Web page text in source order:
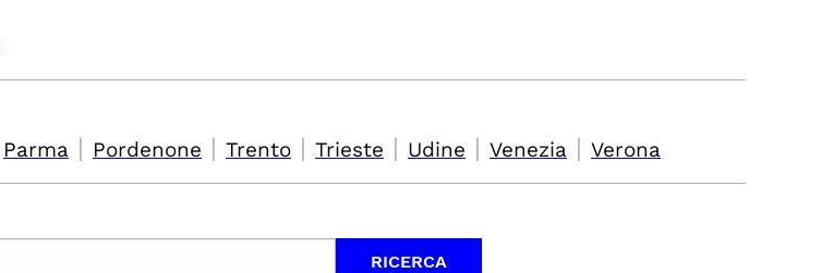
Parma | Pordenone | Trento | Trieste | Udine | Venezia | Verona